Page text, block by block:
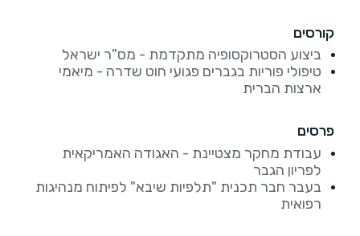
קורסים
ביצוע הסטרוקסופיה מתקדמת - מס"ר ישראל
טיפולי פוריות בגברים פגועי חוט שדרה - מיאמי
ארצות הברית
פרסים
עבודת מחקר מצטיינת - האגודה האמריקאית
לפריון הגבר
בעבר חבר תכנית "תלפיות שיבא" לפיתוח מנהיגות
רפואית